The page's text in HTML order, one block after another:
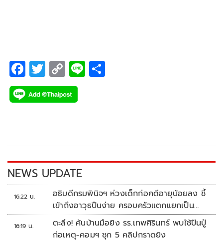
F
ac
e
k
T
wi
tt
C
o
p
k
Li
NEWS UPDATE
16:22 น.
อธิบดีกรมพินิจฯ ห่วงเด็กก่อคดีอายุน้อยลง ชี้
เข้าถึงอาวุธปืนง่าย ครอบครัวแตกแยกเป็น
ชนวนสำคัญ
16:19 น.
ตะลึง! ค้นบ้านมือยิง รร.เทพศิรินทร์ พบใช้ปืนปู่
ก่อเหตุ-คอมฯ ซุก 5 คลิปกราดยิง